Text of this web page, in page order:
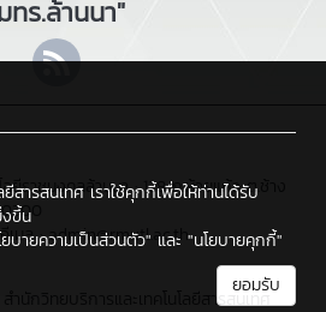
ทร.ล้านนา"
ยีราชมงคลล้านนา : 128 ถ.ห้วยแก้ว ต.ช้าง
มล : admin@rmutl.ac.th
สารสนเทศ เราใช้คุกกี้เพื่อให้ท่านได้รับ
ขึ้น
บายความเป็นส่วนตัว" และ "นโยบายคุกกี้"
ยอมรับ
สำนักวิทยบริการและเทคโนโลยีสารสนเทศ